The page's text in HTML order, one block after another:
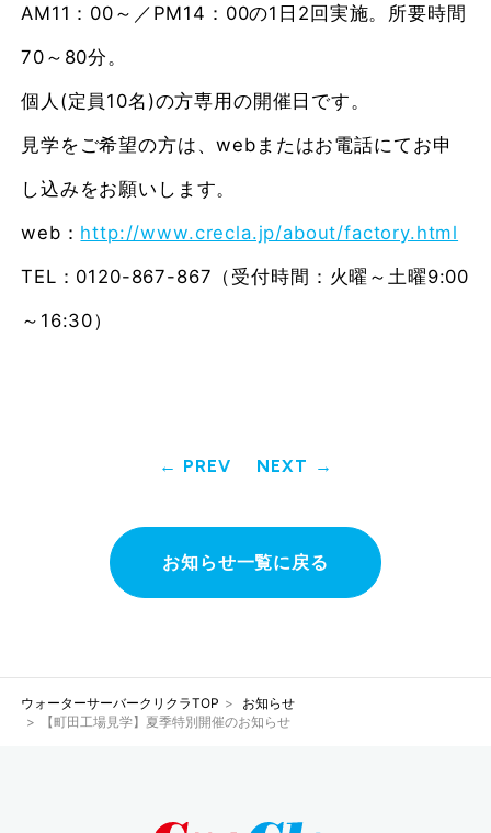
AM11：00～／PM14：00の1日2回実施。所要時間
70～80分。
個人(定員10名)の方専用の開催日です。
見学をご希望の方は、webまたはお電話にてお申
し込みをお願いします。
web： http://www.crecla.jp/about/factory.html
TEL：0120-867-867（受付時間：火曜～土曜9:00
～16:30）
PREV NEXT
お知らせ一覧に戻る
ウォーターサーバークリクラTOP
お知らせ
【町田工場見学】夏季特別開催のお知らせ